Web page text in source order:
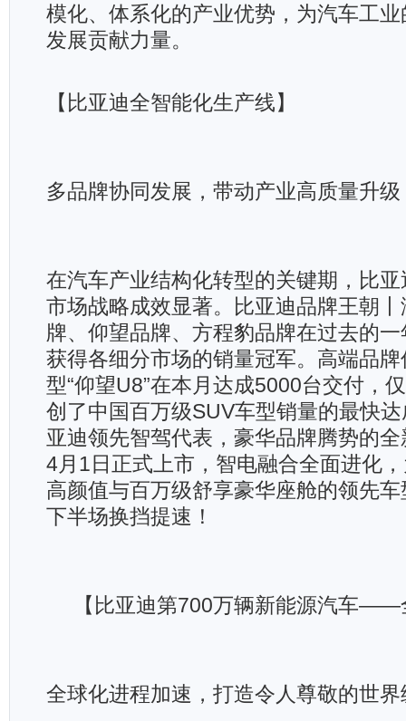
模化、体系化的产业优势，为汽车工
发展贡献力量。
【比亚迪全智能化生产线】
多品牌协同发展，带动产业高质量升级
在汽车产业结构化转型的关键期，比
市场战略成效显著。比亚迪品牌王朝
牌、仰望品牌、方程豹品牌在过去的
获得各细分市场的销量冠军。高端品
型“仰望U8”在本月达成5000台交付，
创了中国百万级SUV车型销量的最快
亚迪领先智驾代表，豪华品牌腾势的
4月1日正式上市，智电融合全面进化
高颜值与百万级舒享豪华座舱的领先
下半场换挡提速！
【比亚迪第700万辆新能源汽车——
全球化进程加速，打造令人尊敬的世界